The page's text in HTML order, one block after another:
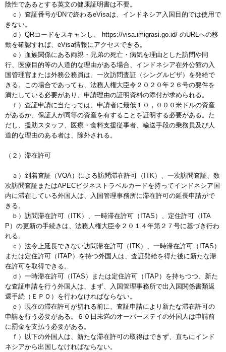
陰性であるとする英文の健康証明書は不要。
ｃ）査証番号がDNで終わるeVisaは、インドネシア入国目的では使用で
きない。
ｄ）QRコードをスキャンし、 https://visa.imigrasi.go.id/ のURLへの移
動を確認すれば、eVisa情報にアクセスできる。
ｅ）血族関係にある両親・兄弟の死亡・病気を理由とした訪問や同
行、医療目的等の人道的な理由がある場合、インドネシア在外公館の入
国管理官または外務公務員は、一次訪問査証（シングルビザ）を発給で
きる。この場合であっても、法務人権大臣令２０２０年２６号の要件を
満たしている必要があり、申請理由の証明資料の添付が求められる。
ｆ）査証申請に当たっては、申請者に最低１０，０００米ドルの資産
があるか、保証人が同等の資産を有することを証明する必要がある。た
だし、援助スタッフ、医療・食料支援従事者、輸送手段の乗務員及び人
道的な理由のある者は、除外される。
（２）滞在許可
ａ）到着査証（VOA）による訪問滞在許可（ITK）、一次訪問査証、数
次訪問査証またはAPECビジネストラベルカードを持ってインドネシア国
内に滞在している外国人は、入国管理事務所に滞在許可の延長申請がで
きる。
ｂ）訪問滞在許可（ITK）、一時滞在許可（ITAS）、定住許可（ITA
P）の更新の手続きは、法務人権大臣令２０１４年第２７号に基づき行わ
れる。
ｃ）法令上延長できない訪問滞在許可（ITK）、一時滞在許可（ITAS）
または定住許可（ITAP）を持つ外国人は、査証発給を得た後に新たな滞
在許可を取得できる。
ｄ）一時滞在許可（ITAS）または定住許可（ITAP）を持ちつつ、新た
な査証申請を行う外国人は、まず、入国管理事務所で出入国関係書類返
還手続（ＥＰＯ）を行わなければならない。
ｅ）現在の滞在許可が切れる前に、査証申請により新たな滞在許可の
申請を行う必要がある。６０日未満のオーバーステイの外国人は申請前
に罰金を支払う必要がある。
ｆ）以下の外国人は、新たな滞在許可の取得はできず、直ちにインド
ネシアから出国しなければならない。